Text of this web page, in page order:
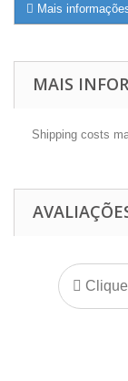
Mais
MAIS
Shipping costs